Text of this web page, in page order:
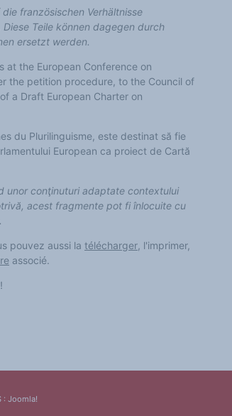
französischen Verhältnisse
Teile können dagegen durch
ersetzt werden.
the European Conference on
the petition procedure, to the Council of
a Draft European Charter on
du Plurilinguisme, este destinat să fie
European ca proiect de Cartă
unor conţinuturi adaptate contextului
acest fragmente pot fi înlocuite cu
pouvez aussi la télécharger , l'imprimer,
associé.
: Joomla!